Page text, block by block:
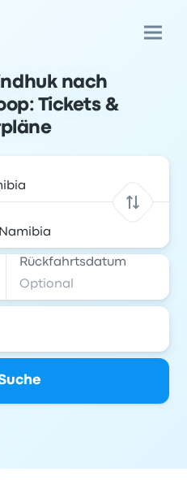
nach
Tickets &
Rückfahrtsdatum